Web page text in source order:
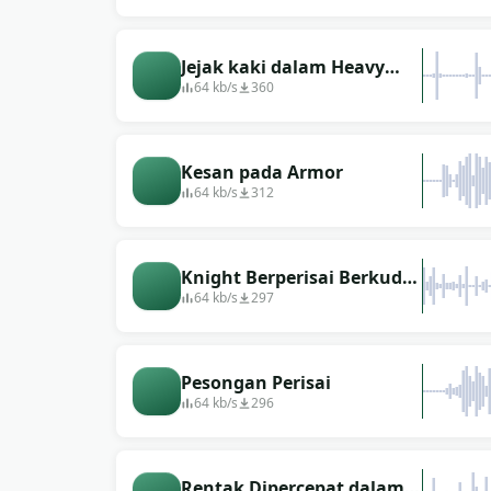
Jejak kaki dalam Heavy
Armor
64 kb/s 360
Kesan pada Armor
64 kb/s 312
Knight Berperisai Berkuda
Berjalan Dengan Tenang
64 kb/s 297
Pesongan Perisai
64 kb/s 296